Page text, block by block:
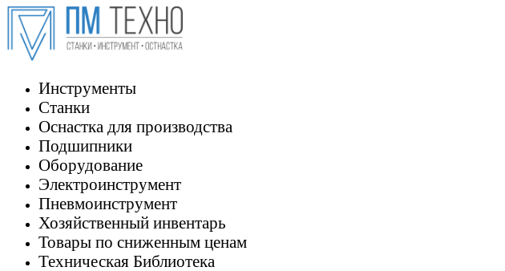
Инструменты
Станки
Оснастка для производства
Подшипники
Оборудование
Электроинструмент
Пневмоинструмент
Хозяйственный инвентарь
Товары по сниженным ценам
Техническая Библиотека